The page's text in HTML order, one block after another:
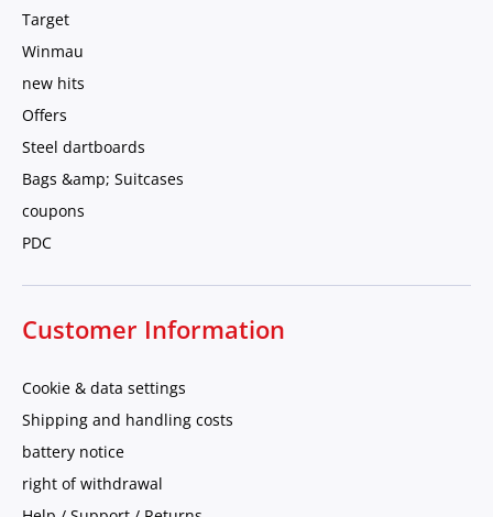
Target
Winmau
new hits
Offers
Steel dartboards
Bags &amp; Suitcases
coupons
PDC
Customer Information
Cookie & data settings
Shipping and handling costs
battery notice
right of withdrawal